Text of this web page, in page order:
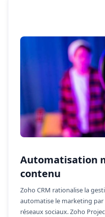
Automatisation
contenu
Zoho CRM rationalise la
automatise le marketing par
réseaux sociaux. Zoho